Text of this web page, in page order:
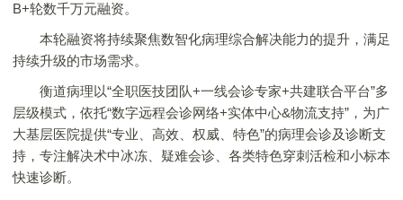
B+轮数千万元融资。
本轮融资将持续聚焦数智化病理综合解决能力的提升，满足
持续升级的市场需求。
衡道病理以“全职医技团队+一线会诊专家+共建联合平台”多
层级模式，依托“数字远程会诊网络+实体中心&物流支持”，为广
大基层医院提供“专业、高效、权威、特色”的病理会诊及诊断支
持，专注解决术中冰冻、疑难会诊、各类特色穿刺活检和小标本
快速诊断。